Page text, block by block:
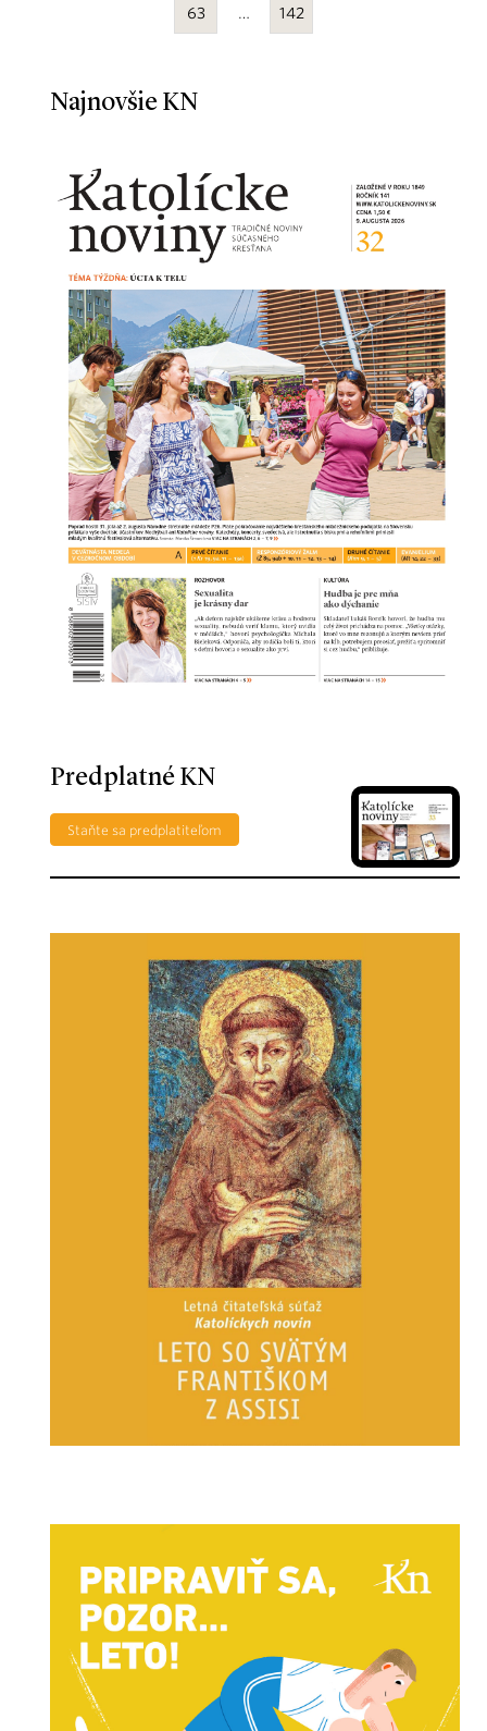
63 … 142
Najnovšie KN
Predplatné KN
Staňte sa predplatiteľom